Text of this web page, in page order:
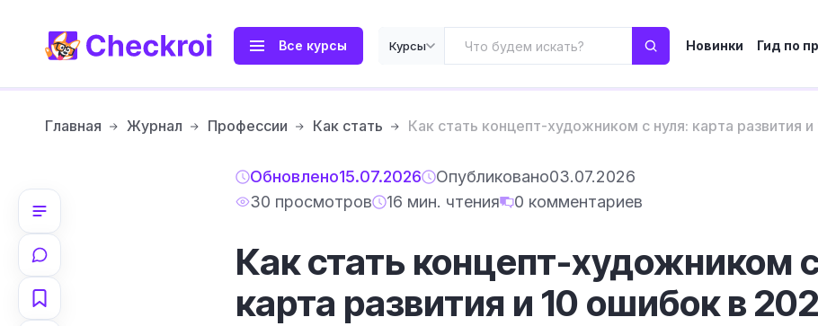
Все курсы Курсы Новинки Гид по
Главная Журнал Профессии Как стать Как стать концепт-художником с нуля: карта развития
Обновлено15.07.2026 Опубликовано03.07.2026
30 просмотров
16 мин. чтения 0 комментариев
Как стать концепт-художником
карта развития и 10 ошибок в